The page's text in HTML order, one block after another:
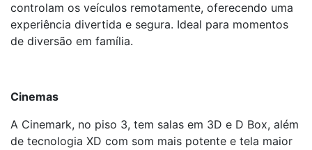
controlam os veículos remotamente, oferecendo uma
experiência divertida e segura. Ideal para momentos
de diversão em família.
Cinemas
A Cinemark, no piso 3, tem salas em 3D e D Box, além
de tecnologia XD com som mais potente e tela maior